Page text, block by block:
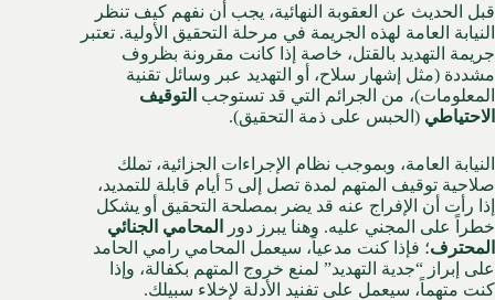
قبل الحديث عن العقوبة النهائية، يجب أن نفهم كيف تنظر
النيابة العامة لهذه الجريمة في مرحلة التحقيق الأولية. تعتبر
جريمة التهديد بالقتل، خاصة إذا كانت مقرونة بظروف
مشددة (مثل إشهار سلاح، أو التهديد عبر وسائل تقنية
المعلومات)، من الجرائم التي قد تستوجب التوقيف
الاحتياطي (الحبس على ذمة التحقيق).
النيابة العامة، وبموجب نظام الإجراءات الجزائية، تملك
صلاحية توقيف المتهم لمدة تصل إلى 5 أيام قابلة للتمديد،
إذا رأت أن الإفراج عنه قد يضر بمصلحة التحقيق أو يشكل
خطراً على المجني عليه. وهنا يبرز دور
المحامي الجنائي
المحترف؛ فإذا كنت مدعياً، سيعمل المحامي رامي الحامد
على إبراز “جدية التهديد” لمنع خروج المتهم بكفالة، وإذا
كنت متهماً، سيعمل على تفنيد الأدلة لإخلاء سبيلك.